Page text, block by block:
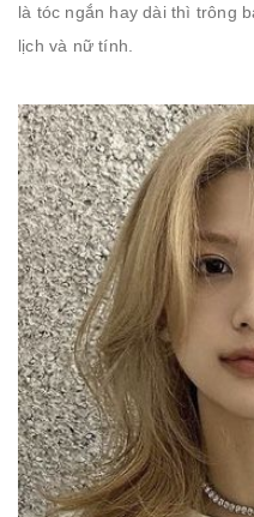
là tóc ngắn hay dài thì trông
lịch và nữ tính.